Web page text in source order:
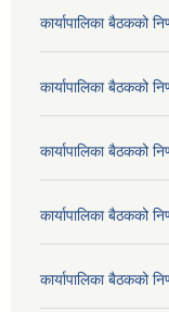
कार्यापालिका बैठकको
कार्यापालिका बैठकको
कार्यापालिका बैठकको
कार्यापालिका बैठकको
कार्यापालिका बैठकको